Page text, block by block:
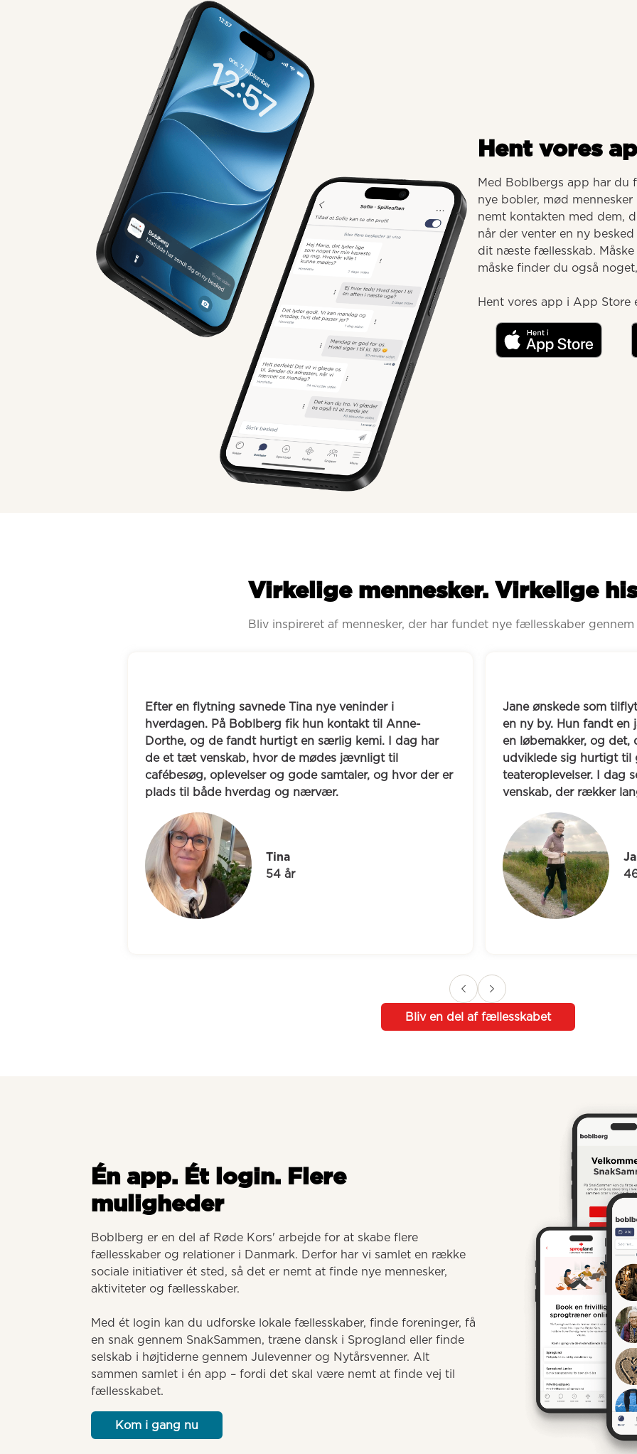
Hent vores
Med Boblbergs app har du
nye bobler, mød
nemt kontakten med dem,
når der venter en ny
dit næste fællesskab. Måske
måske finder du også
Hent vores app i App Store
Virkelige mennesker. Virkelige
Bliv inspireret af mennesker, der har fundet nye fællesskaber
Jane ønskede som tilflytter at opbygge nye relationer i
en ny by. Hun fandt en jævnaldrende kvinde, der søgte
en løbemakker, og det, der begyndte som løbeture,
udviklede sig hurtigt til gåture, middage og
teateroplevelser. I dag ses de fast og har opbygget et
venskab, der rækker langt ud over løbeskoene.
Jane
46 år
hverdagen med og
små aktiviteter med.
Susanne, og de
rummer både støtte i
fælles oplevelser, og
Malaga sammen.
Bliv en del af fællesskabet
Én app. Ét login. Flere
muligheder
Boblberg er en del af Røde Kors' arbejde for at skabe flere
fællesskaber og relationer i Danmark. Derfor har vi samlet en række
sociale initiativer ét sted, så det er nemt at finde nye mennesker,
aktiviteter og fællesskaber.
Med ét login kan du udforske lokale fællesskaber, finde foreninger, få
en snak gennem SnakSammen, træne dansk i Sprogland eller finde
selskab i højtiderne gennem Julevenner og Nytårsvenner. Alt
sammen samlet i én app – fordi det skal være nemt at finde vej til
fællesskabet.
Kom i gang nu